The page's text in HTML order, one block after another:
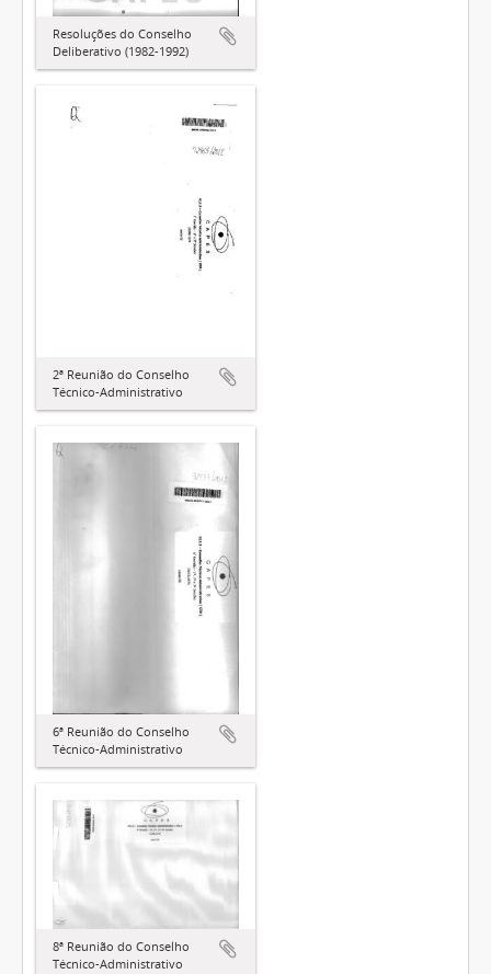
Resoluções do Conselho
Deliberativo (1982-1992)
2ª Reunião do Conselho
Técnico-Administrativo
6ª Reunião do Conselho
Técnico-Administrativo
8ª Reunião do Conselho
Técnico-Administrativo